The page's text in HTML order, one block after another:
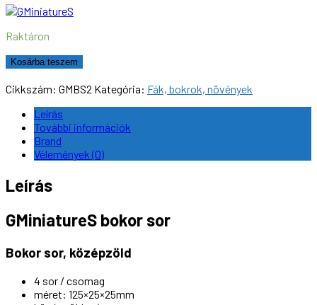
Raktáron
GMiniatureS
GMBS2
bokor
középzöld
mennyiség
Kosárba teszem
Cikkszám: GMBS2 Kategória: Fák, bokrok, növények
Leírás
További információk
Brand
Vélemények (0)
Leírás
GMiniatureS bokor sor
Bokor sor, középzöld
4 sor / csomag
méret: 125×25×25mm